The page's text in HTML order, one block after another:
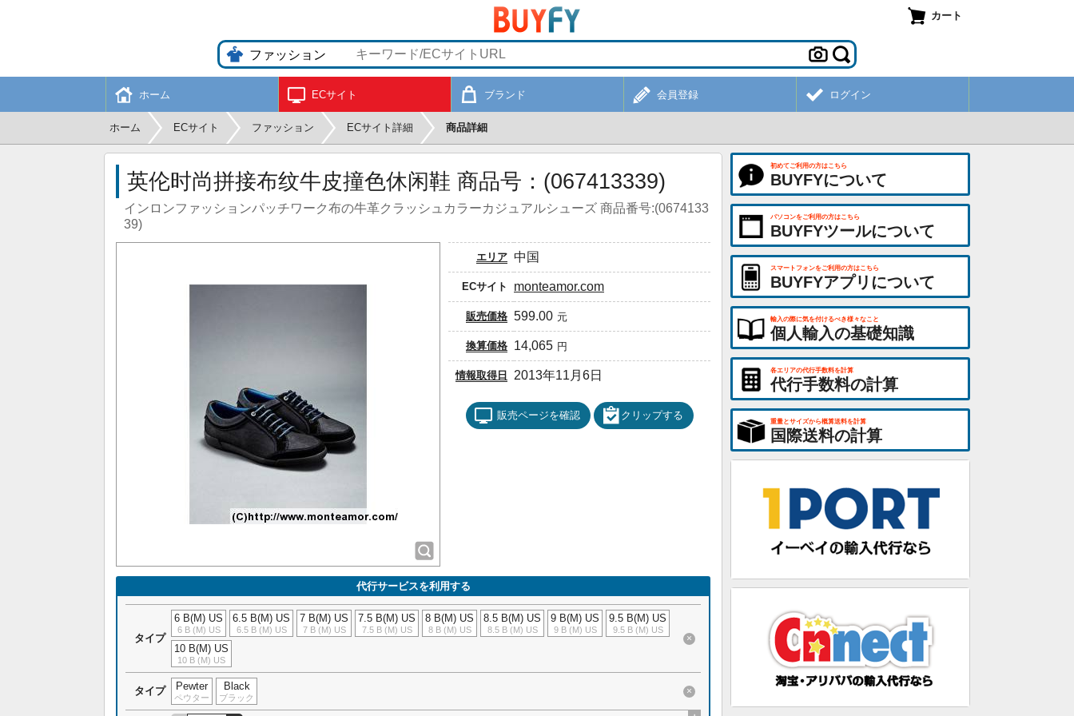
カート
ホーム ECサイト ブランド 会員登録 ログイン
ホーム ECサイト ファッション ECサイト詳細 商品詳細
英伦时尚拼接布纹牛皮撞色休闲鞋 商品号：(067413339)
インロンファッションパッチワーク布の牛革クラッシュカラーカジュアルシューズ 商品番号:(0674133
39)
エリア 中国
ECサイト monteamor.com
販売価格 599.00 元
換算価格 14,065 円
情報取得日 2013年11月6日
販売ページを確認 クリップする
代行サービスを利用する
タイプ
6 B(M) US
6 B (M) US
6.5 B(M) US
6.5 B (M) US
7 B(M) US
7 B (M) US
7.5 B(M) US
7.5 B (M) US
8 B(M) US
8 B (M) US
8.5 B(M) US
8.5 B (M) US
9 B(M) US
9 B (M) US
9.5 B(M) US
9.5 B (M) US
10 B(M) US
10 B (M) US
×
タイプ Pewter
ペウター
Black
ブラック
×
初めてご利用の方はこちら
BUYFYについて
パソコンをご利用の方はこちら
BUYFYツールについて
スマートフォンをご利用の方はこちら
BUYFYアプリについて
輸入の際に気を付けるべき様々なこと
個人輸入の基礎知識
各エリアの代行手数料を計算
代行手数料の計算
重量とサイズから概算送料を計算
国際送料の計算